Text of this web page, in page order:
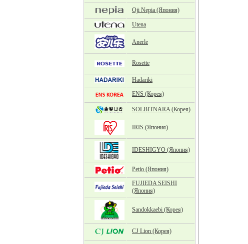
Oji Nepia (Япония)
Utena
Anerle
Rosette
Hadariki
ENS (Корея)
SOLBITNARA (Корея)
IRIS (Япония)
IDESHIGYO (Япония)
Petio (Япония)
FUJIEDA SEISHI
(Япония)
Sandokkaebi (Корея)
CJ Lion (Корея)